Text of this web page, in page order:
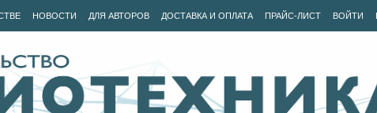
НОВОСТИ ДЛЯ АВТОРОВ ДОСТАВКА И ОПЛАТА ПРАЙС-ЛИСТ ВОЙТИ